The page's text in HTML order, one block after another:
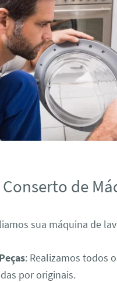
de
sua máquina de
: Realizamos todos
por originais.